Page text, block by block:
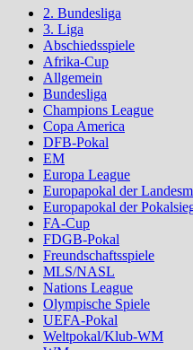
2. Bundesliga
3. Liga
Abschiedsspiele
Afrika-Cup
Allgemein
Bundesliga
Champions League
Copa America
DFB-Pokal
EM
Europa League
Europapokal der
Europapokal der
FA-Cup
FDGB-Pokal
Freundschaftsspiele
MLS/NASL
Nations League
Olympische Spiele
UEFA-Pokal
Weltpokal/Klub-WM